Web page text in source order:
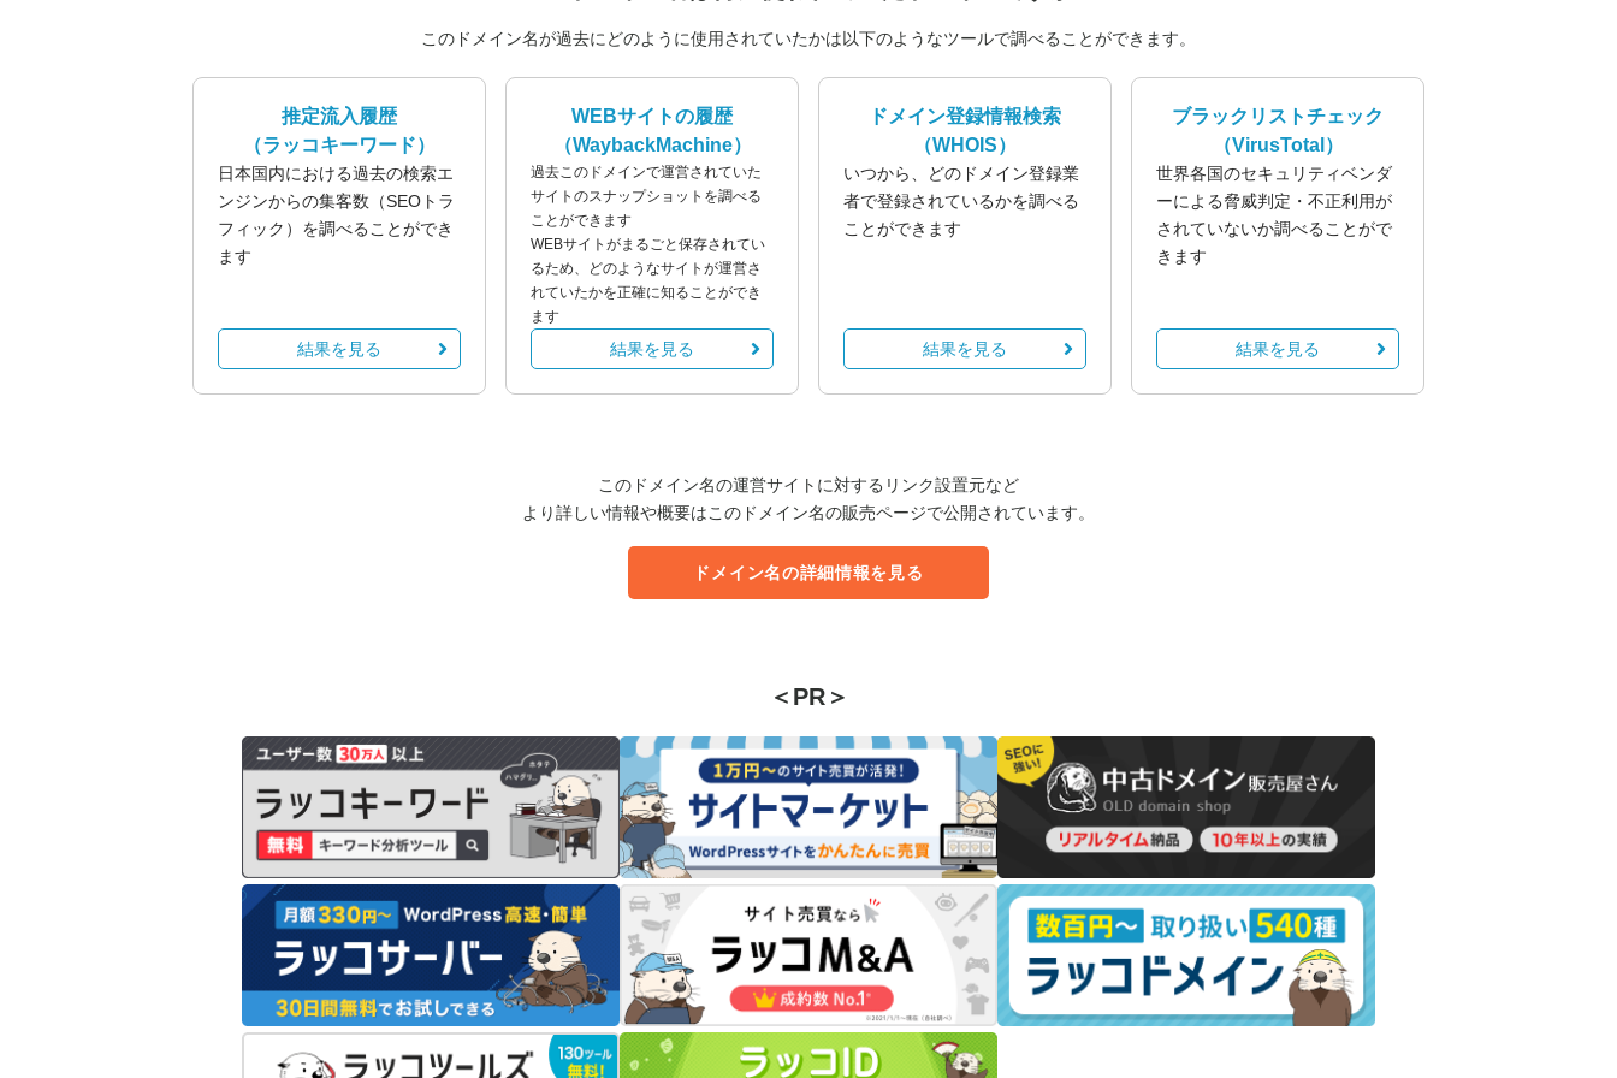
このドメイン名が過去にどのように使用されていたかは以下のようなツールで調べることができます。
推定流入履歴
（ラッコキーワード）
日本国内における過去の検索エ
ンジンからの集客数（SEOトラ
フィック）を調べることができ
ます
結果を見る
WEBサイトの履歴
（WaybackMachine）
過去このドメインで運営されていた
サイトのスナップショットを調べる
ことができます
WEBサイトがまるごと保存されてい
るため、どのようなサイトが運営さ
れていたかを正確に知ることができ
ます
結果を見る
ドメイン登録情報検索
（WHOIS）
いつから、どのドメイン登録業
者で登録されているかを調べる
ことができます
結果を見る
ブラックリストチェック
（VirusTotal）
世界各国のセキュリティベンダ
ーによる脅威判定・不正利用が
されていないか調べることがで
きます
結果を見る
このドメイン名の運営サイトに対するリンク設置元など
より詳しい情報や概要はこのドメイン名の販売ページで公開されています。
ドメイン名の詳細情報を見る
＜PR＞